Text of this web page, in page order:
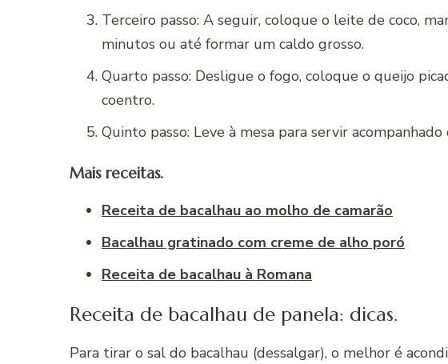
Terceiro passo: A seguir, coloque o leite de coco,
minutos ou até formar um caldo grosso.
Quarto passo: Desligue o fogo, coloque o queijo
coentro.
Quinto passo: Leve à mesa para servir acompanhado
Mais receitas.
Receita de bacalhau ao molho de camarão
Bacalhau gratinado com creme de alho poró
Receita de bacalhau à Romana
Receita de bacalhau de panela: dicas.
Para tirar o sal do bacalhau (dessalgar), o melhor é